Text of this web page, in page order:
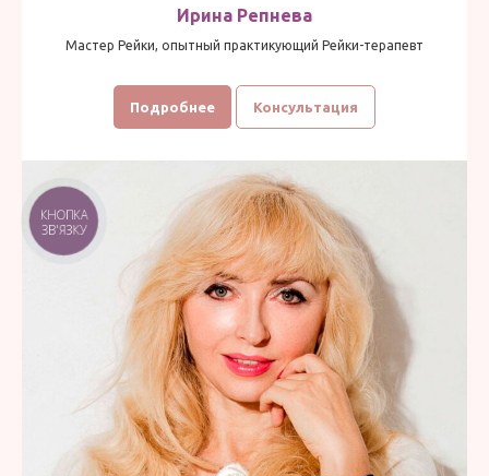
Ирина Репнева
Мастер Рейки, опытный практикующий Рейки-терапевт
Подробнее Консультация
КНОПКА
ЗВ'ЯЗКУ